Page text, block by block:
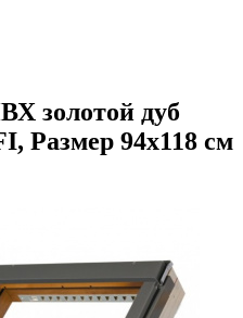
золотой дуб
Размер 94х118 см